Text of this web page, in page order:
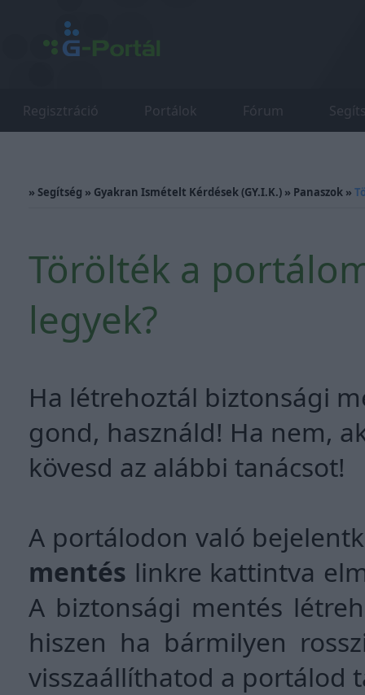
Regisztráció Portálok Fórum
» Segítség » Gyakran Ismételt Kérdések (GY.I.K.) » Panaszok »
Törölték a
legyek?
Ha létrehoztál biztonsági
gond, használd! Ha nem,
kövesd az alábbi tanácsot!
A portálodon való
mentés linkre kattintva
A biztonsági mentés
hiszen ha bármilyen
visszaállíthatod a portálod